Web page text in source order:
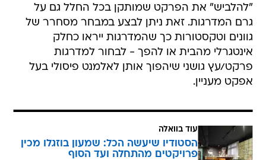
"להלביש" את הפרקט שמותקן בכל החלל גם על
גרם המדרגות. זאת ניתן לבצע במבחר מסחרר של
גוונים וטקסטורות כך שהמדרגות ייראו כחלק
אינטגרלי מהבית או להפך - לבחור למדרגות
פרקט/עץ גושני שיהפוך אותן לאלמנט פיסולי בעל
אפקט מעניין.
עוד בוואלה
הסטודיו שיעשה הכל: שמעון בוזגלו מכין
פרויקטים מהתחלה ועד הסוף